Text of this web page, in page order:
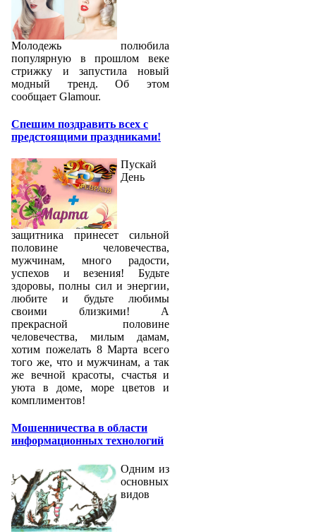
Молодежь полюбила
популярную в прошлом веке
стрижку и запустила новый
модный тренд. Об этом
сообщает Glamour.
Спешим поздравить всех с
предстоящими праздниками!
Пускай
День
защитника принесет сильной
половине человечества,
мужчинам, много радости,
успехов и везения! Будьте
здоровы, полны сил и энергии,
любите и будьте любимы
своими близкими! А
прекрасной половине
человечества, милым дамам,
хотим пожелать 8 Марта всего
того же, что и мужчинам, а так
же вечной красоты, счастья и
уюта в доме, море цветов и
комплиментов!
Мошенничества в области
информационных технологий
Одним из
основных
видов